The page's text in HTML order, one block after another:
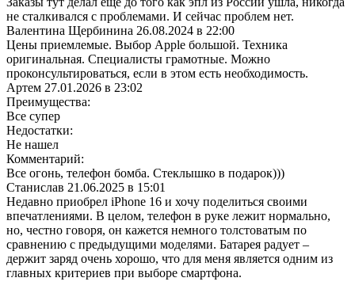
не сталкивался с проблемами. И сейчас проблем нет.
Валентина Щербинина 26.08.2024 в 22:00
Цены приемлемые. Выбор Apple большой. Техника
оригинальная. Специалисты грамотные. Можно
проконсультироваться, если в этом есть необходимость.
Артем 27.01.2026 в 23:02
Преимущества:
Все супер
Недостатки:
Не нашел
Комментарий:
Все огонь, телефон бомба. Стеклышко в подарок)))
Станислав 21.06.2025 в 15:01
Недавно приобрел iPhone 16 и хочу поделиться своими
впечатлениями. В целом, телефон в руке лежит нормально,
но, честно говоря, он кажется немного толстоватым по
сравнению с предыдущими моделями. Батарея радует –
держит заряд очень хорошо, что для меня является одним из
главных критериев при выборе смартфона.